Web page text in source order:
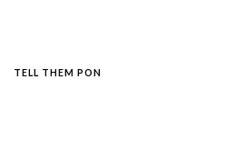
TELL THEM PON